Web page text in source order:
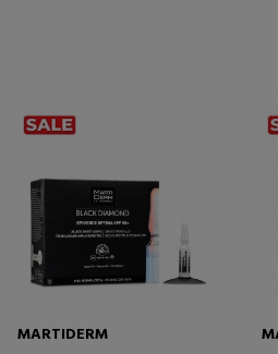
MARTIDERM